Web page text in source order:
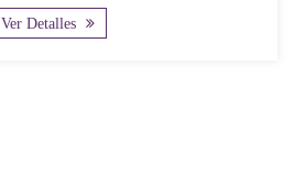
Ver Detalles